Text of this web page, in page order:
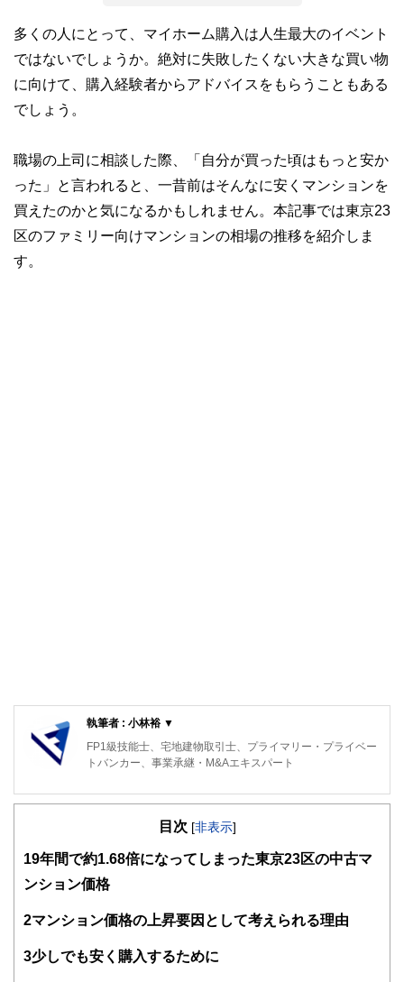
多くの人にとって、マイホーム購入は人生最大のイベント
ではないでしょうか。絶対に失敗したくない大きな買い物
に向けて、購入経験者からアドバイスをもらうこともある
でしょう。
職場の上司に相談した際、「自分が買った頃はもっと安か
った」と言われると、一昔前はそんなに安くマンションを
買えたのかと気になるかもしれません。本記事では東京23
区のファミリー向けマンションの相場の推移を紹介しま
す。
執筆者 : 小林裕 ▼
FP1級技能士、宅地建物取引士、プライマリー・プライベー
トバンカー、事業承継・M&Aエキスパート
目次 [非表示]
1 9年間で約1.68倍になってしまった東京23区の中古マ
ンション価格
2マンション価格の上昇要因として考えられる理由
3少しでも安く購入するために